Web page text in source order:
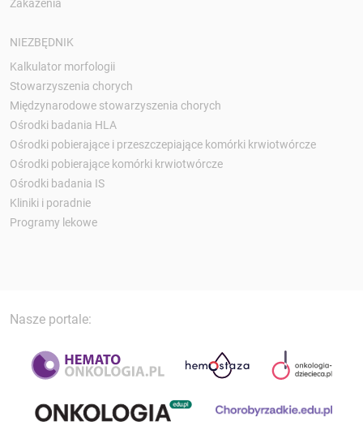
Zakażenia
NIEZBĘDNIK
Kalkulator morfologii
Stowarzyszenia chorych
Międzynarodowe stowarzyszenia chorych
Ośrodki badania HLA
Ośrodki pobierające i przeszczepiające komórki krwiotwórcze
Ośrodki pobierające komórki krwiotwórcze
Ośrodki badania IS
Kliniki i poradnie
Programy lekowe
Nasze portale: